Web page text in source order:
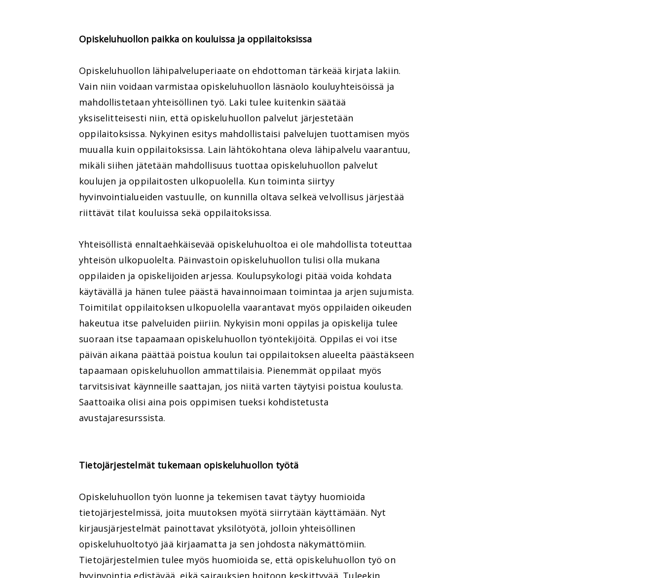
Opiskeluhuollon paikka on kouluissa ja oppilaitoksissa
Opiskeluhuollon lähipalveluperiaate on ehdottoman tärkeää kirjata lakiin.
Vain niin voidaan varmistaa opiskeluhuollon läsnäolo kouluyhteisöissä ja
mahdollistetaan yhteisöllinen työ. Laki tulee kuitenkin säätää
yksiselitteisesti niin, että opiskeluhuollon palvelut järjestetään
oppilaitoksissa. Nykyinen esitys mahdollistaisi palvelujen tuottamisen myös
muualla kuin oppilaitoksissa. Lain lähtökohtana oleva lähipalvelu vaarantuu,
mikäli siihen jätetään mahdollisuus tuottaa opiskeluhuollon palvelut
koulujen ja oppilaitosten ulkopuolella. Kun toiminta siirtyy
hyvinvointialueiden vastuulle, on kunnilla oltava selkeä velvollisus järjestää
riittävät tilat kouluissa sekä oppilaitoksissa.
Yhteisöllistä ennaltaehkäisevää opiskeluhuoltoa ei ole mahdollista toteuttaa
yhteisön ulkopuolelta. Päinvastoin opiskeluhuollon tulisi olla mukana
oppilaiden ja opiskelijoiden arjessa. Koulupsykologi pitää voida kohdata
käytävällä ja hänen tulee päästä havainnoimaan toimintaa ja arjen sujumista.
Toimitilat oppilaitoksen ulkopuolella vaarantavat myös oppilaiden oikeuden
hakeutua itse palveluiden piiriin. Nykyisin moni oppilas ja opiskelija tulee
suoraan itse tapaamaan opiskeluhuollon työntekijöitä. Oppilas ei voi itse
päivän aikana päättää poistua koulun tai oppilaitoksen alueelta päästäkseen
tapaamaan opiskeluhuollon ammattilaisia. Pienemmät oppilaat myös
tarvitsisivat käynneille saattajan, jos niitä varten täytyisi poistua koulusta.
Saattoaika olisi aina pois oppimisen tueksi kohdistetusta
avustajaresurssista.
Tietojärjestelmät tukemaan opiskeluhuollon työtä
Opiskeluhuollon työn luonne ja tekemisen tavat täytyy huomioida
tietojärjestelmissä, joita muutoksen myötä siirrytään käyttämään. Nyt
kirjausjärjestelmät painottavat yksilötyötä, jolloin yhteisöllinen
opiskeluhuoltotyö jää kirjaamatta ja sen johdosta näkymättömiin.
Tietojärjestelmien tulee myös huomioida se, että opiskeluhuollon työ on
hyvinvointia edistävää, eikä sairauksien hoitoon keskittyvää. Tuleekin